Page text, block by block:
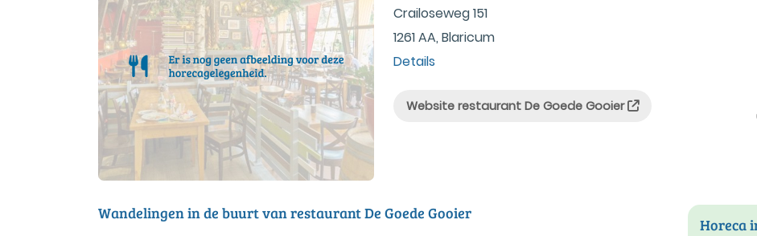
Crailoseweg 151
1261 AA, Blaricum
Details
Website restaurant De Goede Gooier
Wandelingen in de buurt van restaurant De Goede Gooier
Horeca